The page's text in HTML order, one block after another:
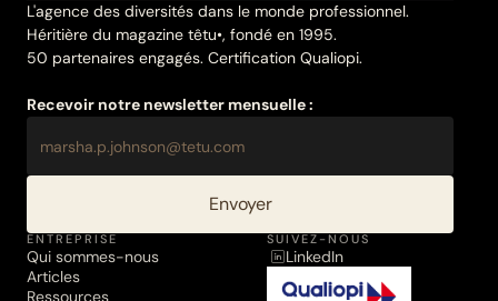
L'agence des diversités dans le monde professionnel.
Héritière du magazine têtu•, fondé en 1995.
50 partenaires engagés. Certification Qualiopi.
Recevoir notre newsletter mensuelle :
Envoyer
ENTREPRISE
Qui sommes-nous
Articles
Ressources
SUIVEZ-NOUS
LinkedIn